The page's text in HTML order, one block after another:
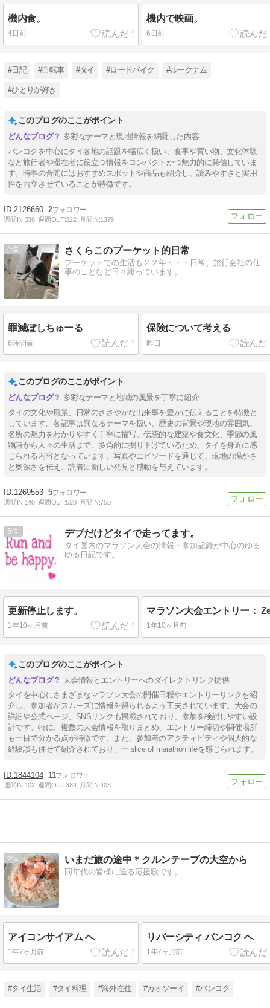
機内食。
4日前
機内で映画。
6日前
#日記 #自転車 #タイ #ロードバイク #ルークナム
#ひとりが好き
このブログのここがポイント
多彩なテーマと現地情報を網羅した内容
バンコクを中心にタイ各地の話題を幅広く扱い、食事や買い物、文化体験
など旅行者や滞在者に役立つ情報をコンパクトかつ魅力的に発信していま
す。時事の合間にはおすすめスポットや商品も紹介し、読みやすさと実用
性を両立させていることが特徴です。
2126660 2
週間IN:336 週間OUT:322 月間IN:1379
4 さくらこのプーケット的日常
プーケットでの生活も２２年・・・日常、旅行会社の仕
事のことなど日々綴っています。
罪滅ぼしちゅーる
6時間前
保険について考える
昨日
このブログのここがポイント
多彩なテーマと地域の風景を丁寧に紹介
タイの文化や風景、日常のささやかな出来事を豊かに伝えることを特徴と
しています。各記事は異なるテーマを扱い、歴史の背景や現地の雰囲気、
名所の魅力をわかりやすく丁寧に描写。伝統的な建築や食文化、季節の風
物詩から人々の生活まで、多角的に掘り下げているため、タイを身近に感
じられる内容となっています。写真やエピソードを通じて、現地の温かさ
と奥深さを伝え、読者に新しい発見と感動を与えています。
1269553 5
週間IN:140 週間OUT:520 月間IN:750
5 デブだけどタイで走ってます。
タイ国内のマラソン大会の情報・参加記録が中心のゆる
ゆる日記です。
更新停止します。
1年10ヶ月前 1年10ヶ月前
このブログのここがポイント
大会情報とエントリーへのダイレクトリンク提供
タイを中心にさまざまなマラソン大会の開催日程やエントリーリンクを紹
介し、参加者がスムーズに情報を得られるよう工夫されています。大会の
詳細や公式ページ、SNSリンクも掲載されており、参加を検討しやすい設
計です。特に、複数の大会情報を取りまとめ、エントリー締切や開催場所
も一目で分かる点が特徴です。また、参加者のアクティビティや個人的な
経験談も併せて紹介されており、一 slice of marathon lifeを感じられます。
1844104 11
週間IN:102 週間OUT:384 月間IN:408
6 いまだ旅の途中＊クルンテープの大空から
同年代の皆様に送る応援歌です。
アイコンサイアム へ
1年7ヶ月前
リバーシティ バンコク へ
1年7ヶ月前
#タイ生活 #タイ料理 #海外在住 #カオソーイ #バンコク